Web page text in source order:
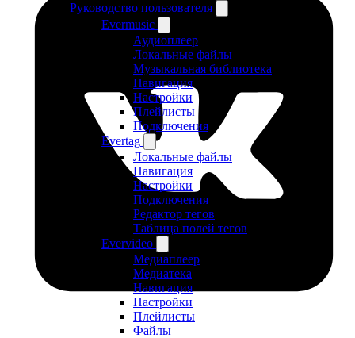
Руководство пользователя
Evermusic
Аудиоплеер
Локальные файлы
Музыкальная библиотека
Навигация
Настройки
Плейлисты
Подключения
Evertag
Локальные файлы
Навигация
Настройки
Подключения
Редактор тегов
Таблица полей тегов
Evervideo
Медиаплеер
Медиатека
Навигация
Настройки
Плейлисты
Файлы